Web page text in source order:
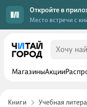
Откройте в
Место встречи с
МагазиныАкции
Книги Учебная